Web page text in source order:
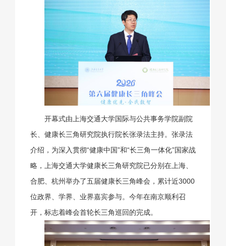
开幕式由上海交通大学国际与公共事务学院副院
长、健康长三角研究院执行院长张录法主持。张录法
介绍，为深入贯彻“健康中国”和“长三角一体化”国家战
略，上海交通大学健康长三角研究院已分别在上海、
合肥、杭州举办了五届健康长三角峰会，累计近3000
位政界、学界、业界嘉宾参与。今年在南京顺利召
开，标志着峰会首轮长三角巡回的完成。